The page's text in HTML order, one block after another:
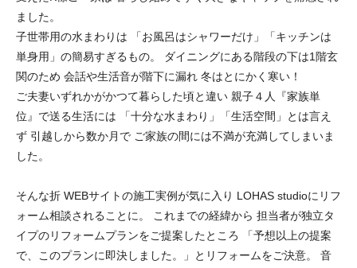
ました。
子世帯用の水まわりは 「お風呂はシャワーだけ」「キッチンは
単身用」の簡易すぎるもの。 ダイニングにある階段の下は1階玄
関のため 会話や生活音が階下に漏れ 冬はとにかく寒い！
ご夫妻いずれかがかつて暮らした頃と違い 親子４人『家族単
位』で送る生活には 「十分な水まわり」「生活空間」とは言え
ず 引越しから数か月で ご家族の間には不満が充満してしまいま
した。
そんな折 WEBサイトの施工実例が気に入り LOHAS studioにリフ
ォーム相談されることに。 これまでの経緯から 担当者が独立タ
イプのリフォームプランをご提案したところ 「予想以上の提案
で、このプランに即決しました。」とリフォームをご決意。 音